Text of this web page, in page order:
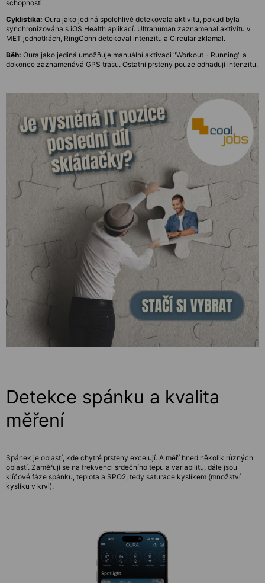
schopnosti.
Cyklistika: Oura jako jediná spolehlivě detekovala aktivitu, pokud byla
synchronizována s iOS Health aplikací. Ultrahuman zaznamenal aktivitu v
MET jednotkách, RingConn detekoval intenzitu a Circular zklamal.
Běh: Oura jako jediná umožňuje manuální aktivaci "Workout - Running" a
dokonce zaznamenává GPS trasu. Ostatní prsteny pouze odhadují intenzitu.
Detekce spánku a kvalita
měření
Spánek je oblastí, kde chytré prsteny excelují. A měří hned několik různých
oblastí. Zaměřují se na frekvenci srdečního tepu a variabilitu, dále jsou
klíčové fáze spánku, teplota a SPO2, tedy saturace kyslíkem (množství
kyslíku v krvi).